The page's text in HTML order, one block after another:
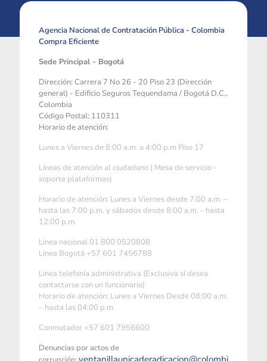
Agencia Nacional de Contratación Pública - Colombia
Compra Eficiente
Sede Principal - Bogotá
Dirección: Carrera 7 No 26 - 20 Piso 23 (Dirección
general) - Edificio Seguros Tequendama / Bogotá D.C.,
Colombia
Código Postal: 110311
Horario de atención:
Lunes a Viernes de 8:00 a.m. a 4:00 p.m Piso 17
Líneas de atención al ciudadano ( Mesa de servicio -
soporte plataformas)
Horario de atención: Lunes a Viernes desde 7:00 a.m. –
hasta las 7:00 p.m. y sábados desde 8:00 a.m. - hasta
12:00 p.m.
Linea nacional 01 800 0520808
Linea Bogotá +57 601 7456788
Linea telefonía administrativa (Exclusiva si desea
contactarse con un funcionario)
Horario de atención: Lunes a Viernes Desde 08:00 a.m.
– hasta las 04:00 p.m.
Conmutador +57 601 7956600
Denuncias por actos de